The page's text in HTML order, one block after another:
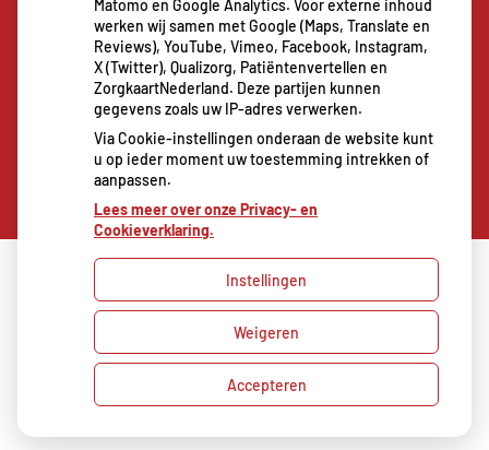
Spoedeisende hulp zag dit weekend meer
mensen met heup- en polsbreuken binnenkomen
Een recept voor een wandeling: waarom
Erasmus MC patiënten het park in stuurt
Uw Zorg Online|Beheer
Bezoek
onze
facebook
pagina
Privacy verklaring Cookie-instellingen
Voorwaarden
Matomo en Google Analytics. Voor externe inhoud
werken wij samen met Google (Maps, Translate en
Reviews), YouTube, Vimeo, Facebook, Instagram,
X (Twitter), Qualizorg, Patiëntenvertellen en
ZorgkaartNederland. Deze partijen kunnen
gegevens zoals uw IP-adres verwerken.
Via Cookie-instellingen onderaan de website kunt
u op ieder moment uw toestemming intrekken of
aanpassen.
Lees meer over onze Privacy- en
Cookieverklaring.
Instellingen
Weigeren
Accepteren